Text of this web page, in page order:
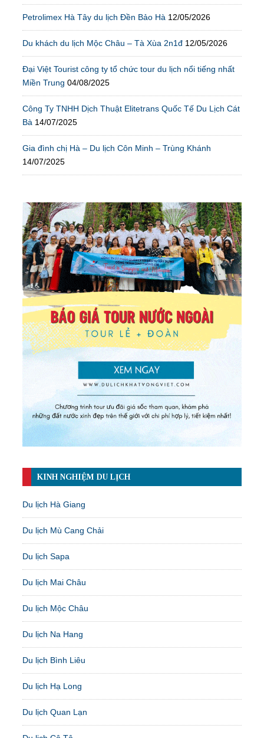
Petrolimex Hà Tây du lịch Đền Bảo Hà 12/05/2026
Du khách du lịch Mộc Châu – Tà Xùa 2n1đ 12/05/2026
Đại Việt Tourist công ty tổ chức tour du lịch nổi tiếng nhất
Miền Trung 04/08/2025
Công Ty TNHH Dịch Thuật Elitetrans Quốc Tế Du Lịch Cát
Bà 14/07/2025
Gia đình chị Hà – Du lịch Côn Minh – Trùng Khánh
14/07/2025
KINH NGHIỆM DU LỊCH
Du lịch Hà Giang
Du lịch Mù Cang Chải
Du lịch Sapa
Du lịch Mai Châu
Du lịch Mộc Châu
Du lịch Na Hang
Du lịch Bình Liêu
Du lịch Hạ Long
Du lịch Quan Lạn